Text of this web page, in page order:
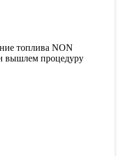
топлива NON
вышлем процедуру